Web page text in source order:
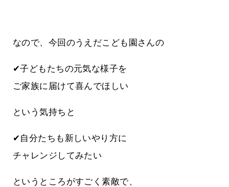
なので、今回のうえだこども園さんの
✔子どもたちの元気な様子を
ご家族に届けて喜んでほしい
という気持ちと
✔自分たちも新しいやり方に
チャレンジしてみたい
というところがすごく素敵で、